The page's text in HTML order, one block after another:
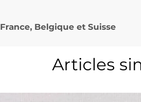
France, Belgique et Suisse
Articles